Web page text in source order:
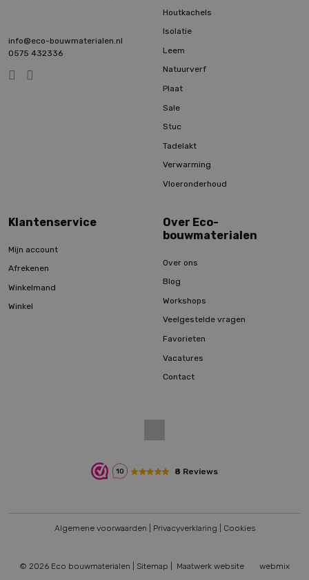
info@eco-bouwmaterialen.nl
0575 432336
Houtkachels
Isolatie
Leem
Natuurverf
Plaat
Sale
Stuc
Tadelakt
Verwarming
Vloeronderhoud
Klantenservice
Mijn account
Afrekenen
Winkelmand
Winkel
Over Eco-
bouwmaterialen
Over ons
Blog
Workshops
Veelgestelde vragen
Favorieten
Vacatures
Contact
10 8 Reviews
© 2026 Eco bouwmaterialen | Sitemap Maatwerk website webmix
Algemene voorwaarden Privacyverklaring Cookies